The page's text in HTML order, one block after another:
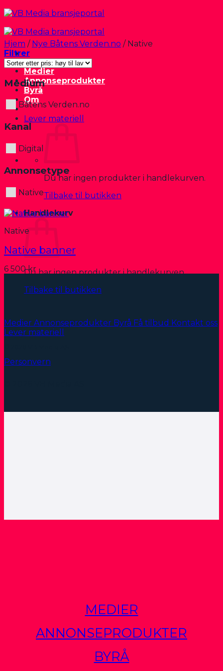
Skip
to
content
Medier
Annonseprodukter
Byrå
Om
Lever materiell
Du har ingen produkter i handlekurven.
Tilbake til butikken
Handlekurv
Du har ingen produkter i handlekurven.
Tilbake til butikken
Hjem / Nye Båtens Verden.no /Native
Filtrer
Medium
Båtens Verden.no
Kanal
Digital
Annonsetype
Native
Native
Native banner
6 500kr
Medier Annonseprodukter Byrå Få tilbud Kontakt oss
Lever materiell
Personvern
MEDIER
ANNONSEPRODUKTER
BYRÅ